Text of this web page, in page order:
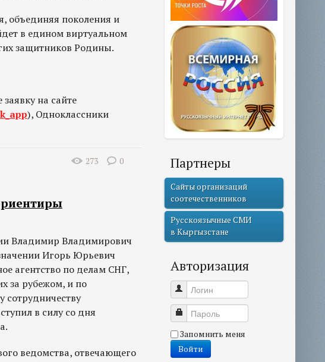
объединяя поколения и
в едином виртуальном
защитников Родины.
на сайте
_ app), Одноклассники
273 0
Владимир Владимирович
Игорь Юрьевич
агентство по делам СНГ,
за рубежом, и по
в силу со дня
ведомства, отвечающего
Партнеры
Сайты организаций
соотечественников
Русскоязычные СМИ
в Кыргызстане
Авторизация
Логин
Пароль
Запомнить меня
Войти